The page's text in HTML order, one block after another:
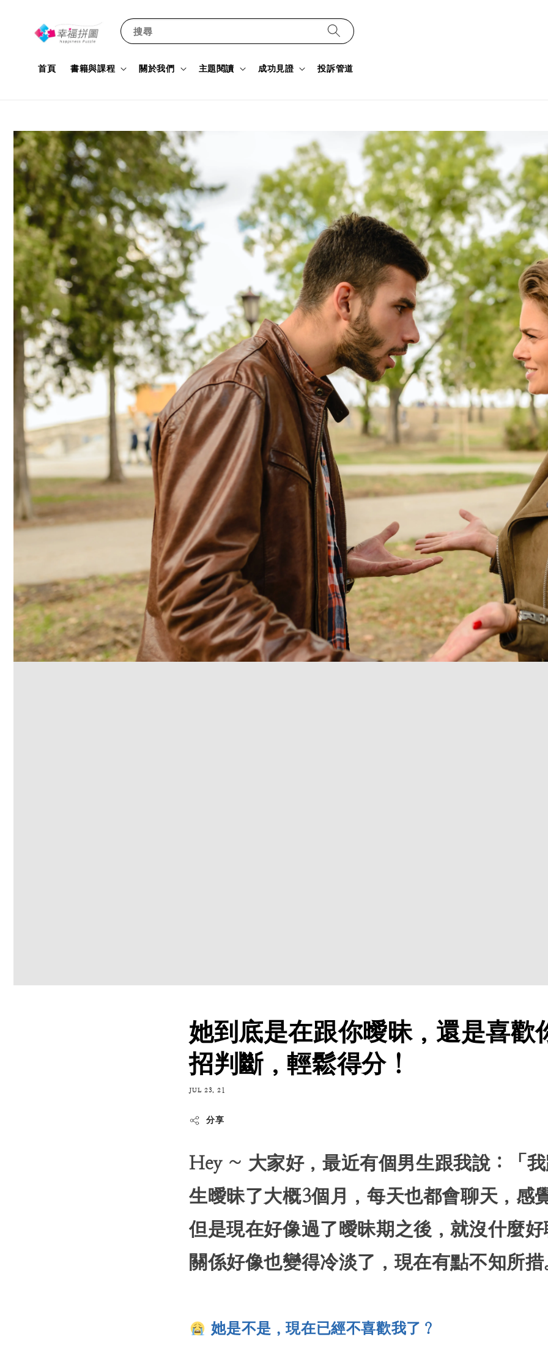
搜尋
首頁 書籍與課程 關於我們 主題閱讀 成功見證 投訴管道
她到底是在跟你曖昧，還是喜歡
招判斷，輕鬆得分！
JUL 23, 21
分享
Hey ~ 大家好，最近有個男生跟我說：「
生曖昧了大概3個月，每天也都會聊天，感
但是現在好像過了曖昧期之後，就沒什麼
關係好像也變得冷淡了，現在有點不知所措
她是不是，現在已經不喜歡我了？